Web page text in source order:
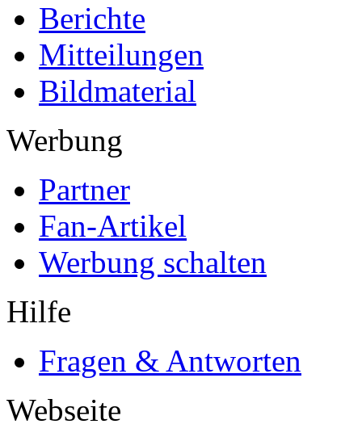
Berichte
Mitteilungen
Bildmaterial
Werbung
Partner
Fan-Artikel
Werbung schalten
Hilfe
Fragen & Antworten
Webseite